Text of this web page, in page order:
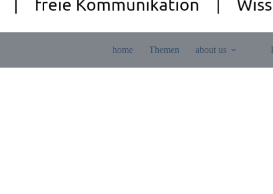
home Themen about us